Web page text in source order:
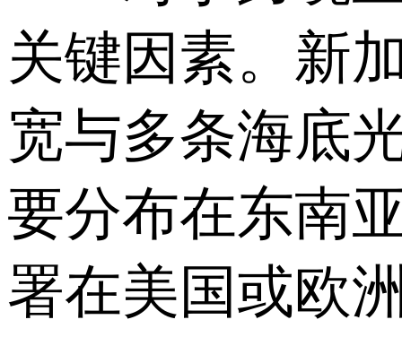
关键因素。新
宽与多条海底
要分布在东南
署在美国或欧